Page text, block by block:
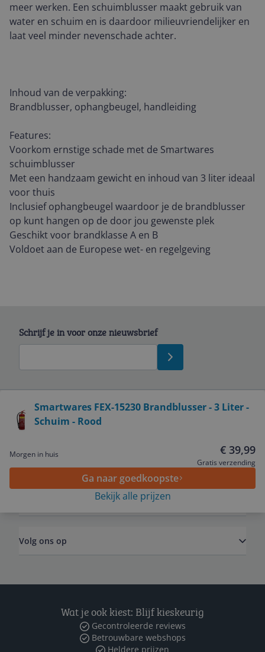
meer werken. Een schuimblusser maakt gebruik van
water en schuim en is daardoor milieuvriendelijker en
laat veel minder nevenschade achter.
Inhoud van de verpakking:
Brandblusser, ophangbeugel, handleiding
Features:
Voorkom ernstige schade met de Smartwares
schuimblusser
Met een handzaam gewicht en inhoud van 3 liter ideaal
voor thuis
Inclusief ophangbeugel waardoor je de brandblusser
op kunt hangen op de door jou gewenste plek
Geschikt voor brandklasse A en B
Voldoet aan de Europese wet- en regelgeving
Smartwares FEX-15230 Brandblusser - 3 Liter -
Schuim - Rood
Morgen in huis € 39,99
Gratis verzending
Ga naar goedkoopste
Bekijk alle prijzen
Schrijf je in voor onze nieuwsbrief
Service
Algemeen
Volg ons op
Wat je ook kiest: Blijf kieskeurig
Gecontroleerde reviews
Betrouwbare webshops
Heldere prijzen